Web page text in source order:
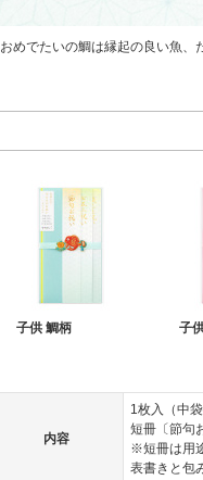
おめでたいの鯛は縁起の良い魚、
子供 鯛柄 子
内容
1枚入（中袋
短冊〔節句
※短冊は用
表書きと包